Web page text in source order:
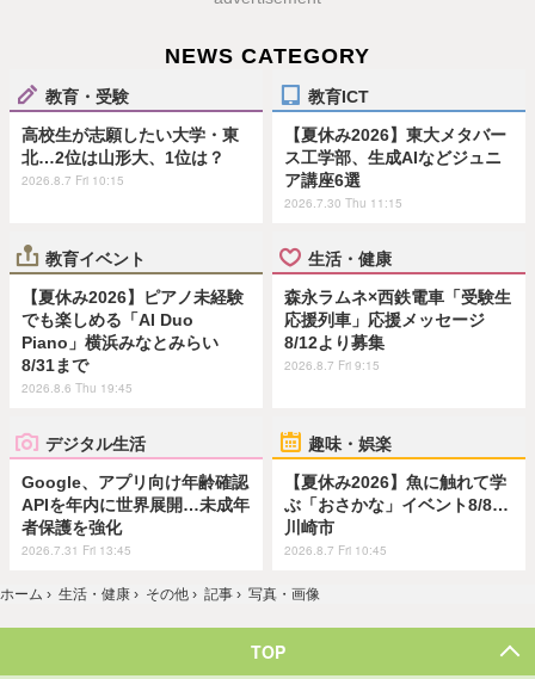
NEWS CATEGORY
教育・受験
高校生が志願したい大学・東
北…2位は山形大、1位は？
2026.8.7 Fri 10:15
教育ICT
【夏休み2026】東大メタバー
ス工学部、生成AIなどジュニ
ア講座6選
2026.7.30 Thu 11:15
教育イベント
【夏休み2026】ピアノ未経験
でも楽しめる「AI Duo
Piano」横浜みなとみらい
8/31まで
2026.8.6 Thu 19:45
生活・健康
森永ラムネ×西鉄電車「受験生
応援列車」応援メッセージ
8/12より募集
2026.8.7 Fri 9:15
デジタル生活
Google、アプリ向け年齢確認
APIを年内に世界展開…未成年
者保護を強化
2026.7.31 Fri 13:45
趣味・娯楽
【夏休み2026】魚に触れて学
ぶ「おさかな」イベント8/8…
川崎市
2026.8.7 Fri 10:45
ホーム › 生活・健康 › その他 › 記事 › 写真・画像
TOP